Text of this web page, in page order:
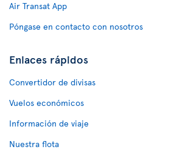
Air Transat App
Póngase en contacto con nosotros
Enlaces rápidos
Convertidor de divisas
Vuelos económicos
Información de viaje
Nuestra flota